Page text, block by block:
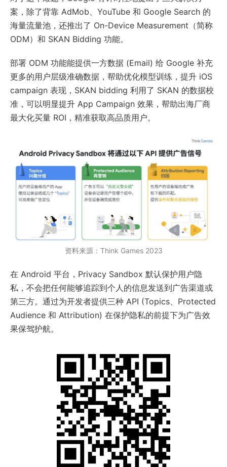
案，除了背靠 AdMob、YouTube 和 Google Search 的
海量流量池，还推出了 On-Device Measurement（简称
ODM）和 SKAN Bidding 功能。
部署 ODM 功能能提供一方数据 (Email) 给 Google 补充
更多的用户层级准确数据，帮助优化模型训练，提升 iOS
campaign 表现，SKAN bidding 利用了 SKAN 的数据校
准，可以明显提升 App Campaign 效果，帮助出海厂商
最大化买量 ROI，精准获取高品质用户。
资料来源：Think Games 2023
在 Android 平台，Privacy Sandbox 默认保护用户隐
私，不会把任何能够追踪到个人的信息发送到广告渠道或
第三方。通过为开发者提供三种 API (Topics、Protected
Audience 和 Attribution) 在保护隐私的前提下为广告效
果保驾护航。